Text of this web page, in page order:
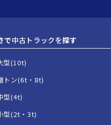
で中古トラックを探す
型(10t)
トン(6t・8t)
型(4t)
型(2t・3t)